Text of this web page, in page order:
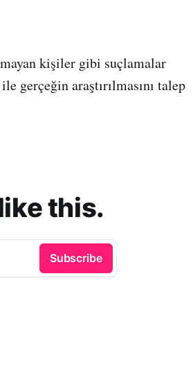
kişiler gibi suçlamalar
gerçeğin araştırılmasını talep
this.
Subscribe